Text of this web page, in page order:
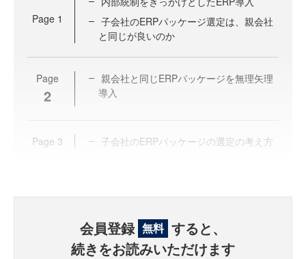
Page 1
子会社のERPパッケージ選定は、親会社
と同じが良いのか
Page
2
親会社と同じERPパッケージを無理矢理
導入
Page 3 子会社のERPパッケージの選定の考え方
会員登録 無料 すると、
続きをお読みいただけます